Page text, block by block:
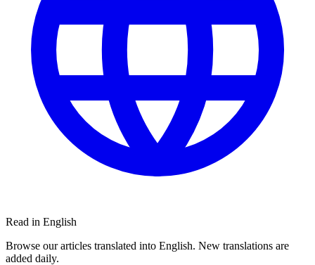
Read in English
Browse our articles translated into English. New translations are
added daily.